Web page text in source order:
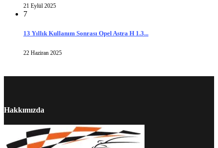
21 Eylül 2025
7
13 Yıllık Kullanım Sonrası Opel Astra H 1.3...
22 Haziran 2025
Hakkımızda